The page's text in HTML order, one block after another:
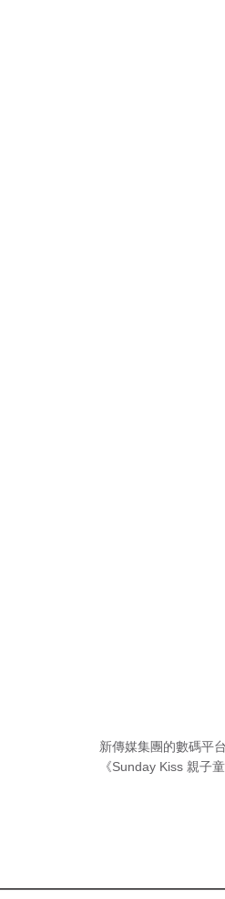
新傳媒集團的數碼平
《Sunday Kiss 親子童